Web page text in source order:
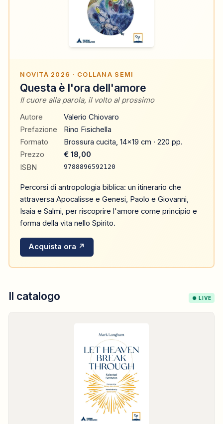
NOVITÀ 2026 · COLLANA SEMI
Questa è l'ora dell'amore
Il cuore alla parola, il volto al prossimo
Autore
Valerio Chiovaro
Prefazione
Rino Fisichella
Formato
Brossura cucita, 14×19 cm · 220 pp.
Prezzo
€ 18,00
ISBN
9788896592120
Percorsi di antropologia biblica: un itinerario che
attraversa Apocalisse e Genesi, Paolo e Giovanni,
Isaia e Salmi, per riscoprire l'amore come principio e
forma della vita nello Spirito.
Acquista ora ↗
Il catalogo ● LIVE